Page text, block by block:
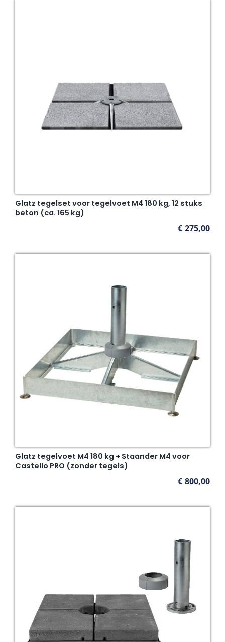
Glatz tegelset voor tegelvoet M4 180 kg, 12 stuks
beton (ca. 165 kg)
€ 275,00
Glatz tegelvoet M4 180 kg + Staander M4 voor
Castello PRO (zonder tegels)
€ 800,00